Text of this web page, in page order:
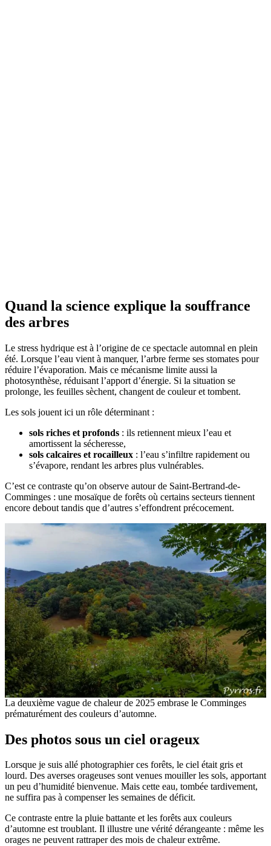
Quand la science explique la souffrance
des arbres
Le stress hydrique est à l’origine de ce spectacle automnal en plein
été. Lorsque l’eau vient à manquer, l’arbre ferme ses stomates pour
réduire l’évaporation. Mais ce mécanisme limite aussi la
photosynthèse, réduisant l’apport d’énergie. Si la situation se
prolonge, les feuilles sèchent, changent de couleur et tombent.
Les sols jouent ici un rôle déterminant :
sols riches et profonds : ils retiennent mieux l’eau et
amortissent la sécheresse,
sols calcaires et rocailleux : l’eau s’infiltre rapidement ou
s’évapore, rendant les arbres plus vulnérables.
C’est ce contraste qu’on observe autour de Saint-Bertrand-de-
Comminges : une mosaïque de forêts où certains secteurs tiennent
encore debout tandis que d’autres s’effondrent précocement.
La deuxième vague de chaleur de 2025 embrase le Comminges
prématurément des couleurs d’automne.
Des photos sous un ciel orageux
Lorsque je suis allé photographier ces forêts, le ciel était gris et
lourd. Des averses orageuses sont venues mouiller les sols, apportant
un peu d’humidité bienvenue. Mais cette eau, tombée tardivement,
ne suffira pas à compenser les semaines de déficit.
Ce contraste entre la pluie battante et les forêts aux couleurs
d’automne est troublant. Il illustre une vérité dérangeante : même les
orages ne peuvent rattraper des mois de chaleur extrême.